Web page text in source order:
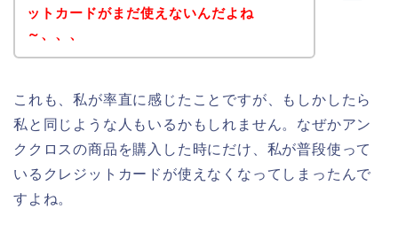
ットカードがまだ使えないんだよね
～、、、
これも、私が率直に感じたことですが、もしかしたら
私と同じような人もいるかもしれません。なぜかアン
ククロスの商品を購入した時にだけ、私が普段使って
いるクレジットカードが使えなくなってしまったんで
すよね。